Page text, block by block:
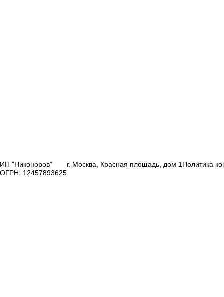
ИП "Никоноров"
ОГРН: 12457893625
г. Москва, Красная площадь, дом 1 Политика